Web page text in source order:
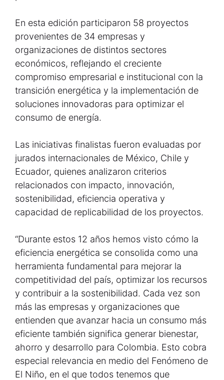
En esta edición participaron 58 proyectos
provenientes de 34 empresas y
organizaciones de distintos sectores
económicos, reflejando el creciente
compromiso empresarial e institucional con la
transición energética y la implementación de
soluciones innovadoras para optimizar el
consumo de energía.
Las iniciativas finalistas fueron evaluadas por
jurados internacionales de México, Chile y
Ecuador, quienes analizaron criterios
relacionados con impacto, innovación,
sostenibilidad, eficiencia operativa y
capacidad de replicabilidad de los proyectos.
“Durante estos 12 años hemos visto cómo la
eficiencia energética se consolida como una
herramienta fundamental para mejorar la
competitividad del país, optimizar los recursos
y contribuir a la sostenibilidad. Cada vez son
más las empresas y organizaciones que
entienden que avanzar hacia un consumo más
eficiente también significa generar bienestar,
ahorro y desarrollo para Colombia. Esto cobra
especial relevancia en medio del Fenómeno de
El Niño, en el que todos tenemos que